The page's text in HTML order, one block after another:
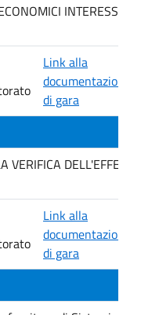
Link alla
documentazione
di gara
VERIFICA
Link alla
documentazione
di gara